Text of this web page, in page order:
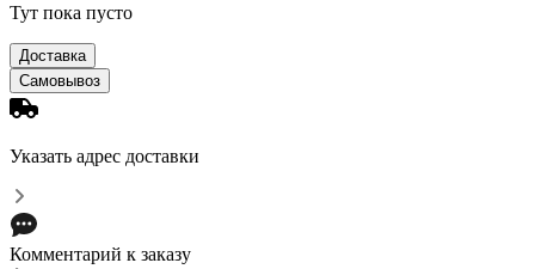
Тут пока пусто
Доставка
Самовывоз
Указать адрес доставки
Комментарий к заказу